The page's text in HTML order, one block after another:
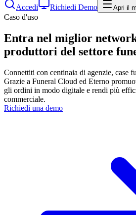
Accedi Richiedi Demo Apri il
Caso d'uso
Entra nel miglior
produttori del settore
Connettiti con centinaia di agenzie, case
Grazie a Funeral Cloud ed Eterno
gli ordini in modo digitale e rendi più
commerciale.
Richiedi una demo